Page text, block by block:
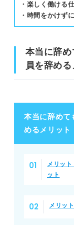
・楽しく働ける
・時間をかけず
本当に辞
員を辞め
本当に辞めて
めるメリット
メリッ
ット
メリッ